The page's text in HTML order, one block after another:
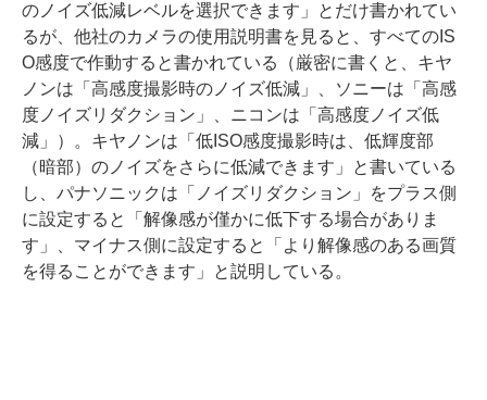
のノイズ低減レベルを選択できます」とだけ書かれてい
るが、他社のカメラの使用説明書を見ると、すべてのIS
O感度で作動すると書かれている（厳密に書くと、キヤ
ノンは「高感度撮影時のノイズ低減」、ソニーは「高感
度ノイズリダクション」、ニコンは「高感度ノイズ低
減」）。キヤノンは「低ISO感度撮影時は、低輝度部
（暗部）のノイズをさらに低減できます」と書いている
し、パナソニックは「ノイズリダクション」をプラス側
に設定すると「解像感が僅かに低下する場合がありま
す」、マイナス側に設定すると「より解像感のある画質
を得ることができます」と説明している。